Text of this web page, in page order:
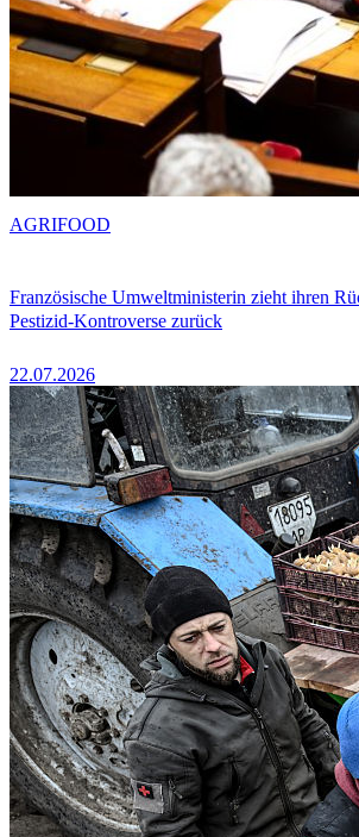
Französische Umweltministerin zieht ihren
Pestizid-Kontroverse zurück
22.07.2026
AGRIFOOD